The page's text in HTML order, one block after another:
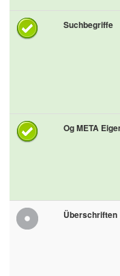
Suchbegriffe
Og META
Überschriften